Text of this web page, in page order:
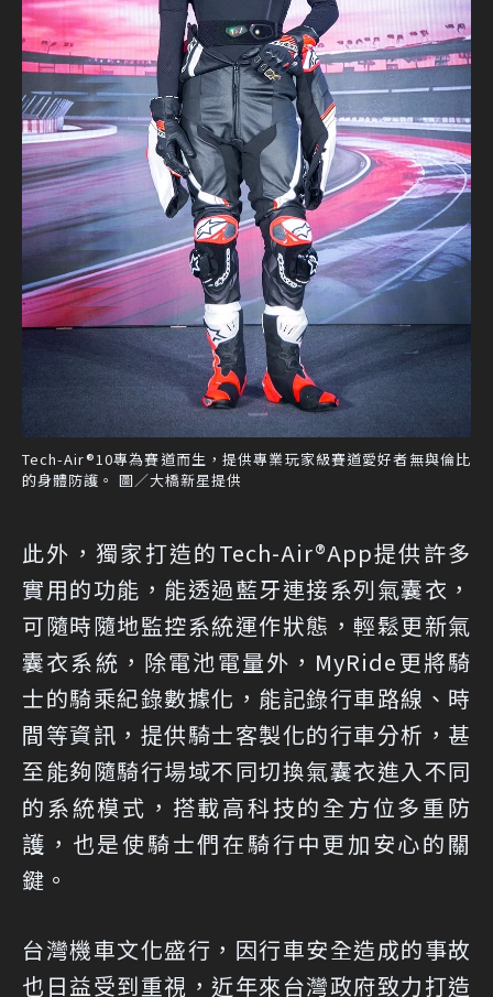
Tech-Air®10專為賽道而生，提供專業玩家級賽道愛好者無與倫比
的身體防護。 圖／大橋新星提供
此外，獨家打造的Tech-Air®App提供許多
實用的功能，能透過藍牙連接系列氣囊衣，
可隨時隨地監控系統運作狀態，輕鬆更新氣
囊衣系統，除電池電量外，MyRide更將騎
士的騎乘紀錄數據化，能記錄行車路線、時
間等資訊，提供騎士客製化的行車分析，甚
至能夠隨騎行場域不同切換氣囊衣進入不同
的系統模式，搭載高科技的全方位多重防
護，也是使騎士們在騎行中更加安心的關
鍵。
台灣機車文化盛行，因行車安全造成的事故
也日益受到重視，近年來台灣政府致力打造